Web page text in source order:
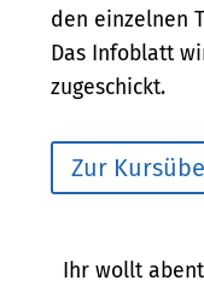
den einzelnen
Das Infoblatt
zugeschickt.
Zur
Ihr wollt